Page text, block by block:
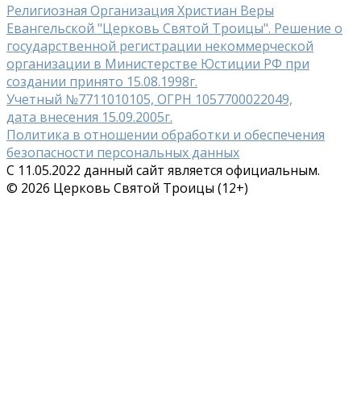
Религиозная Организация Христиан Веры
Евангельской "Церковь Святой Троицы". Решение о
государственной регистрации некоммерческой
организации в Министерстве Юстиции РФ при
создании принято 15.08.1998г.
Учетный №7711010105, ОГРН 1057700022049,
дата внесения 15.09.2005г.
Политика в отношении обработки и обеспечения
безопасности персональных данных
С 11.05.2022 данный сайт является официальным.
© 2026 Церковь Святой Троицы (12+)